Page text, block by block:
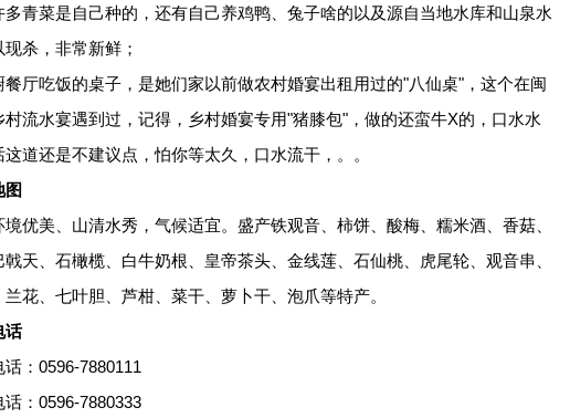
多青菜是自己种的，还有自己养鸡鸭、兔子啥的以及源自当地水库和山泉水
杀，非常新鲜；
吃饭的桌子，是她们家以前做农村婚宴出租用过的"八仙桌"，这个在闽
流水宴遇到过，记得，乡村婚宴专用"猪膝包"，做的还蛮牛X的，口水水
道还是不建议点，怕你等太久，口水流干，。。
图
美、山清水秀，气候适宜。盛产铁观音、柿饼、酸梅、糯米酒、香菇、
天、石橄榄、白牛奶根、皇帝茶头、金线莲、石仙桃、虎尾轮、观音串、
花、七叶胆、芦柑、菜干、萝卜干、泡爪等特产。
话
：0596-7880111
：0596-7880333